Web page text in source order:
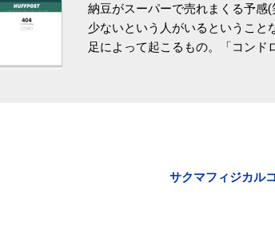
納豆がスーパーで売れまくる予感
少ないという人がいるということ
足によって起こるもの。「コンド
いためには、食生活で「コンド
豆」！ 1日1パックでコンドロイ
味しい食べかた」は、 ・賞味期
目安が30回～40回程度。 またタ
サクマフィジカル